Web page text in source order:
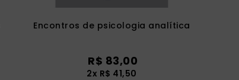
Encontros de psicologia analítica
R$ 83,00
2x R$ 41,50